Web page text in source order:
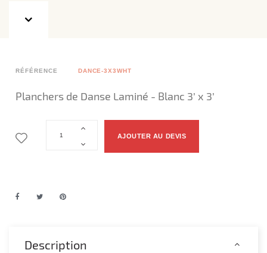
RÉFÉRENCE DANCE-3X3WHT
Planchers de Danse Laminé - Blanc 3’ x 3’
AJOUTER AU DEVIS
Description